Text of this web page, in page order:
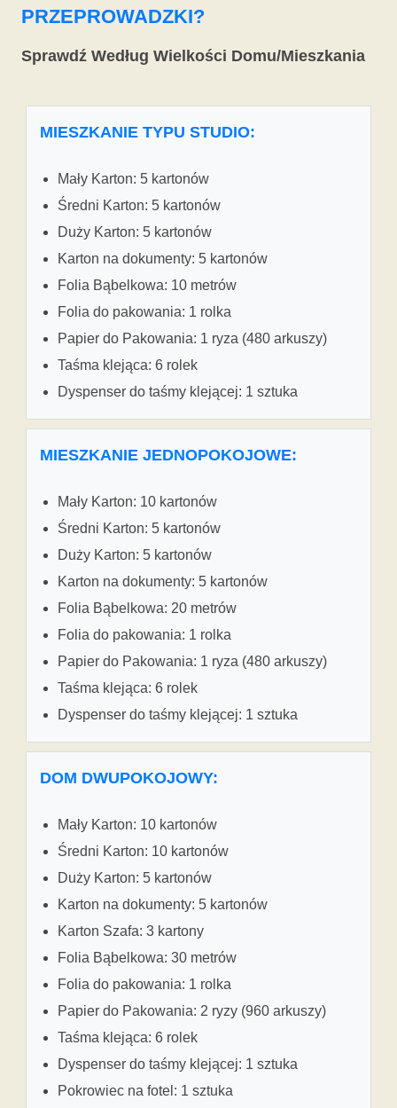
PRZEPROWADZKI?
Sprawdź Według Wielkości Domu/Mieszkania
MIESZKANIE TYPU STUDIO:
Mały Karton: 5 kartonów
Średni Karton: 5 kartonów
Duży Karton: 5 kartonów
Karton na dokumenty: 5 kartonów
Folia Bąbelkowa: 10 metrów
Folia do pakowania: 1 rolka
Papier do Pakowania: 1 ryza (480 arkuszy)
Taśma klejąca: 6 rolek
Dyspenser do taśmy klejącej: 1 sztuka
MIESZKANIE JEDNOPOKOJOWE:
Mały Karton: 10 kartonów
Średni Karton: 5 kartonów
Duży Karton: 5 kartonów
Karton na dokumenty: 5 kartonów
Folia Bąbelkowa: 20 metrów
Folia do pakowania: 1 rolka
Papier do Pakowania: 1 ryza (480 arkuszy)
Taśma klejąca: 6 rolek
Dyspenser do taśmy klejącej: 1 sztuka
DOM DWUPOKOJOWY:
Mały Karton: 10 kartonów
Średni Karton: 10 kartonów
Duży Karton: 5 kartonów
Karton na dokumenty: 5 kartonów
Karton Szafa: 3 kartony
Folia Bąbelkowa: 30 metrów
Folia do pakowania: 1 rolka
Papier do Pakowania: 2 ryzy (960 arkuszy)
Taśma klejąca: 6 rolek
Dyspenser do taśmy klejącej: 1 sztuka
Pokrowiec na fotel: 1 sztuka